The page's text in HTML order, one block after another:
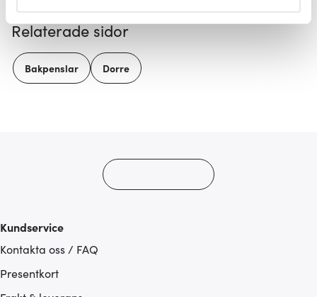
Vi använder cookies för att innehållet och annonserna
ska anpassas efter det som vi tror att du tycker om. Det
gör också att vi kan analysera vår trafik och göra
Relaterade sidor
Bakpenslar Dorre
Kundservice
Kontakta oss / FAQ
Presentkort